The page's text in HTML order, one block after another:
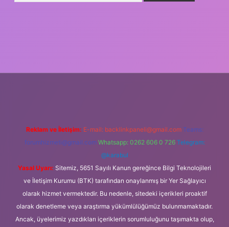
Reklam ve İletişim: E-mail: backlinkpaneli@gmail.com Teams:
forumhizmeti@gmail.com Whatsapp: 0262 606 0 726 Telegram:
@karabul
Yasal Uyarı: Sitemiz, 5651 Sayılı Kanun gereğince Bilgi Teknolojileri
ve İletişim Kurumu (BTK) tarafından onaylanmış bir Yer Sağlayıcı
olarak hizmet vermektedir. Bu nedenle, sitedeki içerikleri proaktif
olarak denetleme veya araştırma yükümlülüğümüz bulunmamaktadır.
Ancak, üyelerimiz yazdıkları içeriklerin sorumluluğunu taşımakta olup,